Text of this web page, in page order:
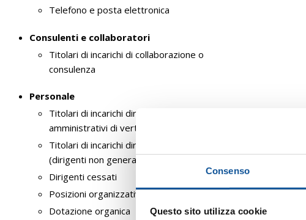
Consenso
Questo sito utilizza cookie
Telefono e posta elettronica
Consulenti e collaboratori
Titolari di incarichi di collaborazione o
consulenza
Personale
Titolari di incarichi dirigenziali
amministrativi di vertice
Titolari di incarichi dirigenziali
(dirigenti non generali)
Dirigenti cessati
Posizioni organizzative
Dotazione organica